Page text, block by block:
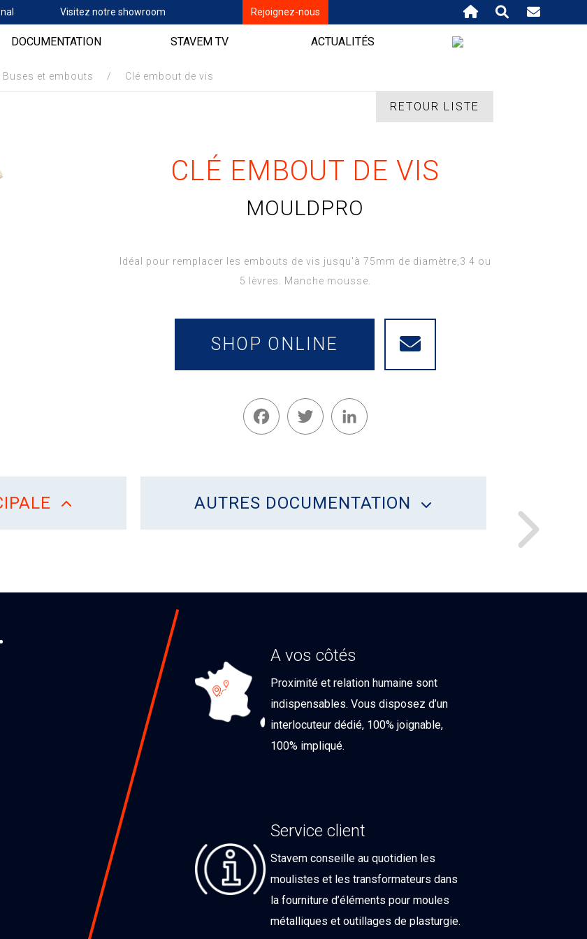
Rejoignez-nous
Visitez notre showroom
DOCUMENTATION STAVEM TV ACTUALITÉS
Buses et embouts / Clé embout de vis
RETOUR LISTE
CLÉ EMBOUT DE VIS
MOULDPRO
Idéal pour remplacer les embouts de vis jusqu'à 75mm de diamètre,3 4 ou
5 lèvres. Manche mousse.
SHOP ONLINE
FacebookTwitter LinkedIn
AUTRES DOCUMENTATION
A vos côtés
Proximité et relation humaine sont
indispensables. Vous disposez d’un
interlocuteur dédié, 100% joignable,
100% impliqué.
Service client
Stavem conseille au quotidien les
moulistes et les transformateurs dans
la fourniture d’éléments pour moules
métalliques et outillages de plasturgie.